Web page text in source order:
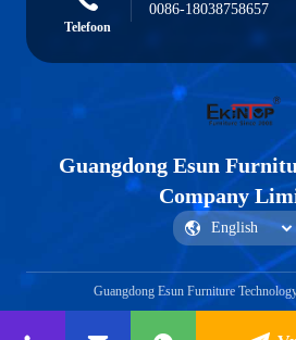
Telefoon
0086-18038758657
Guangdong Esun
Company
Guangdong Esun Furniture